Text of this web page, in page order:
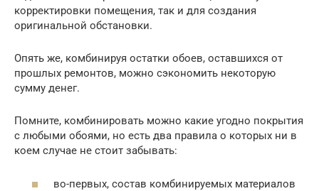
корректировки помещения, так и для создания
оригинальной обстановки.
Опять же, комбинируя остатки обоев, оставшихся от
прошлых ремонтов, можно сэкономить некоторую
сумму денег.
Помните, комбинировать можно какие угодно покрытия
с любыми обоями, но есть два правила о которых ни в
коем случае не стоит забывать:
во-первых, состав комбинируемых материалов